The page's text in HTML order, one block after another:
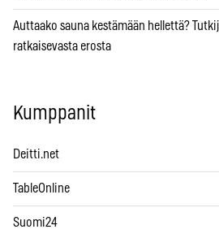
Auttaako sauna kestämään hellettä?
ratkaisevasta erosta
Kumppanit
Deitti.net
TableOnline
Suomi24